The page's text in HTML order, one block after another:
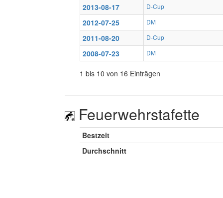
2013-08-17 D-Cup
2012-07-25 DM
2011-08-20 D-Cup
2008-07-23 DM
1 bis 10 von 16 Einträgen
Feuerwehrstafette
Bestzeit
Durchschnitt